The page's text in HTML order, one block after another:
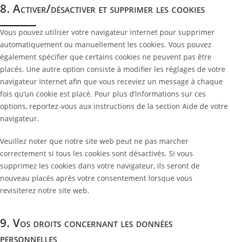
8. Activer/désactiver et supprimer les cookies
Vous pouvez utiliser votre navigateur internet pour supprimer
automatiquement ou manuellement les cookies. Vous pouvez
également spécifier que certains cookies ne peuvent pas être
placés. Une autre option consiste à modifier les réglages de votre
navigateur Internet afin que vous receviez un message à chaque
fois qu’un cookie est placé. Pour plus d’informations sur ces
options, reportez-vous aux instructions de la section Aide de votre
navigateur.
Veuillez noter que notre site web peut ne pas marcher
correctement si tous les cookies sont désactivés. Si vous
supprimez les cookies dans votre navigateur, ils seront de
nouveau placés après votre consentement lorsque vous
revisiterez notre site web.
9. Vos droits concernant les données
personnelles